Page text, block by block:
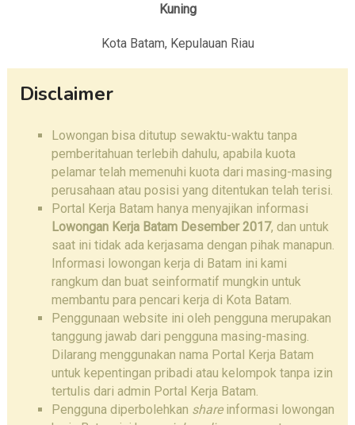
Kuning
Kota Batam, Kepulauan Riau
Disclaimer
Lowongan bisa ditutup sewaktu-waktu tanpa
pemberitahuan terlebih dahulu, apabila kuota
pelamar telah memenuhi kuota dari masing-masing
perusahaan atau posisi yang ditentukan telah terisi.
Portal Kerja Batam hanya menyajikan informasi
Lowongan Kerja Batam Desember 2017, dan untuk
saat ini tidak ada kerjasama dengan pihak manapun.
Informasi lowongan kerja di Batam ini kami
rangkum dan buat seinformatif mungkin untuk
membantu para pencari kerja di Kota Batam.
Penggunaan website ini oleh pengguna merupakan
tanggung jawab dari pengguna masing-masing.
Dilarang menggunakan nama Portal Kerja Batam
untuk kepentingan pribadi atau kelompok tanpa izin
tertulis dari admin Portal Kerja Batam.
Pengguna diperbolehkan shareinformasi lowongan